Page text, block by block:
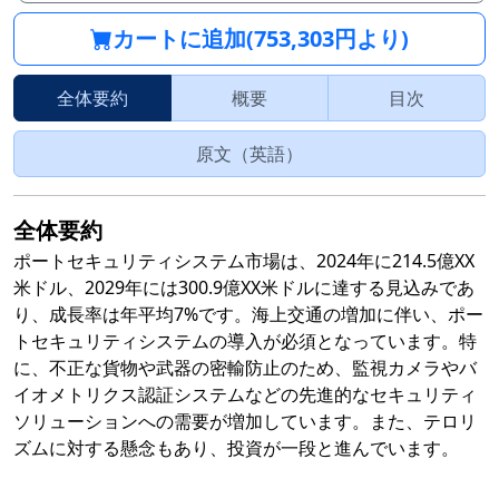
カートに追加(753,303円より)
全体要約 概要 目次
原文（英語）
全体要約
ポートセキュリティシステム市場は、2024年に214.5億XX
米ドル、2029年には300.9億XX米ドルに達する見込みであ
り、成長率は年平均7%です。海上交通の増加に伴い、ポー
トセキュリティシステムの導入が必須となっています。特
に、不正な貨物や武器の密輸防止のため、監視カメラやバ
イオメトリクス認証システムなどの先進的なセキュリティ
ソリューションへの需要が増加しています。また、テロリ
ズムに対する懸念もあり、投資が一段と進んでいます。